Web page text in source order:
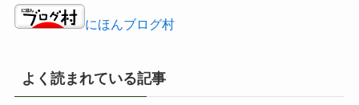
にほんブログ村
よく読まれている記事